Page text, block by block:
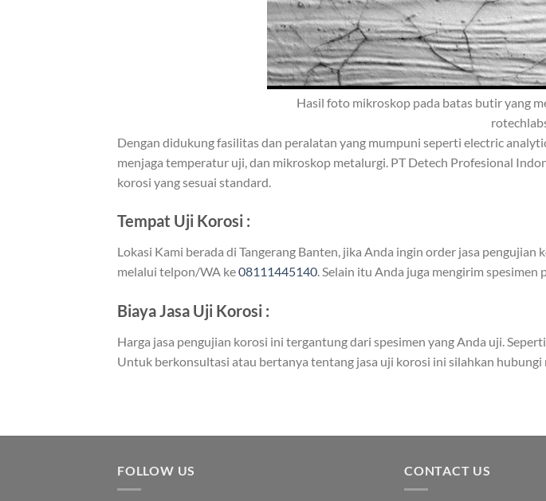
Hasil foto mikroskop pada batas butir yang
Dengan didukung fasilitas dan peralatan yang mumpuni seperti electric
menjaga temperatur uji, dan mikroskop metalurgi. PT Detech Profesional
korosi yang sesuai standard.
Tempat Uji Korosi :
Lokasi Kami berada di Tangerang Banten, jika Anda ingin order jasa
melalui telpon/WA ke08111445140. Selain itu Anda juga mengirim
Biaya Jasa Uji Korosi :
Harga jasa pengujian korosi ini tergantung dari spesimen yang Anda uji.
Untuk berkonsultasi atau bertanya tentang jasa uji korosi ini silahkan hubungi
FOLLOW US CONTACT US